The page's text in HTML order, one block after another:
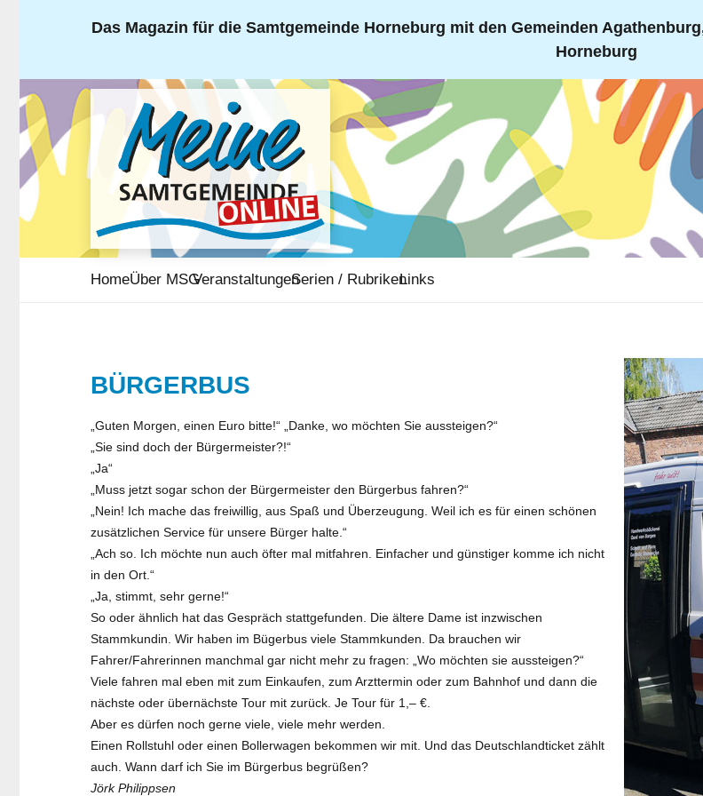
Das Magazin für die Samtgemeinde Horneburg mit den Gemeinden
Horneburg
HomeÜber MSGVeranstaltungenSerien / RubrikenLinks
BÜRGERBUS
„Guten Morgen, einen Euro bitte!“ „Danke, wo möchten Sie aussteigen?“
„Sie sind doch der Bürgermeister?!“
„Ja“
„Muss jetzt sogar schon der Bürgermeister den Bürgerbus fahren?“
„Nein! Ich mache das freiwillig, aus Spaß und Überzeugung. Weil ich es für einen schönen
zusätzlichen Service für unsere Bürger halte.“
„Ach so. Ich möchte nun auch öfter mal mitfahren. Einfacher und günstiger komme ich nicht
in den Ort.“
„Ja, stimmt, sehr gerne!“
So oder ähnlich hat das Gespräch stattgefunden. Die ältere Dame ist inzwischen
Stammkundin. Wir haben im Bügerbus viele Stammkunden. Da brauchen wir
Fahrer/Fahrerinnen manchmal gar nicht mehr zu fragen: „Wo möchten sie aussteigen?“
Viele fahren mal eben mit zum Einkaufen, zum Arzttermin oder zum Bahnhof und dann die
nächste oder übernächste Tour mit zurück. Je Tour für 1,– €.
Aber es dürfen noch gerne viele, viele mehr werden.
Einen Rollstuhl oder einen Bollerwagen bekommen wir mit. Und das Deutschlandticket zählt
auch. Wann darf ich Sie im Bürgerbus begrüßen?
Jörk Philippsen